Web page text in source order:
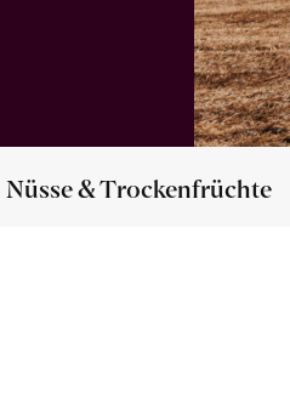
Nüsse & Trockenfrüchte